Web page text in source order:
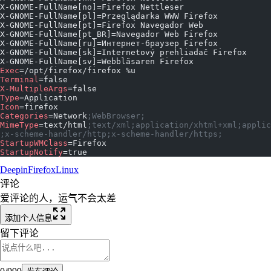
X-GNOME-FullName[no]=Firefox Nettleser
X-GNOME-FullName[pl]=Przeglądarka WWW Firefox
X-GNOME-FullName[pt]=Firefox Navegador Web
X-GNOME-FullName[pt_BR]=Navegador Web Firefox
X-GNOME-FullName[ru]=Интернет-браузер Firefox
X-GNOME-FullName[sk]=Internetový prehliadač Firefox
X-GNOME-FullName[sv]=Webbläsaren Firefox
Exec=/opt/firefox/firefox %u
Terminal=false
X-MultipleArgs=false
Type=Application
Icon=firefox
Categories=Network ;WebBrowser;
MimeType=text/html ;text/xml;application/
;x-scheme-handler/http;x-scheme-handler/https;
StartupWMClass=Firefox
StartupNotify=true
DeepinFirefoxLinux
评论
爱评论的人，运气不会太差
添加个人信息
留下评论